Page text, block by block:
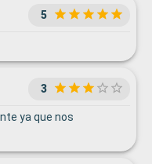
5
3
ya que nos